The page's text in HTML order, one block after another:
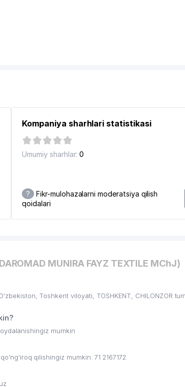
(MDIS) IN TASHKENT
Kompaniya sharhlari statistikasi
Umumiy sharhlar: 0
?
Fikr-mulohazalarni moderatsiya qilish
qoidalari
MUNIRA FAYZ TEXTILE MChJ)
Toshkent viloyati, TOSHKENT, CHILONZOR
mumkin
qilishingiz mumkin: 71 2167172